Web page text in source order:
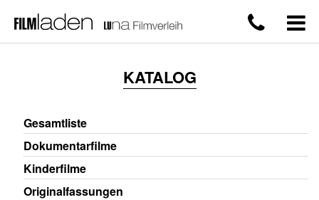
KATALOG
Gesamtliste
Dokumentarfilme
Kinderfilme
Originalfassungen